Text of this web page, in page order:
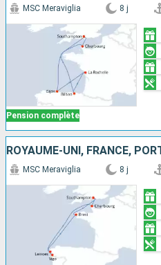
Pension complète
MSC Meraviglia 8 j
MSC Meraviglia 8 j